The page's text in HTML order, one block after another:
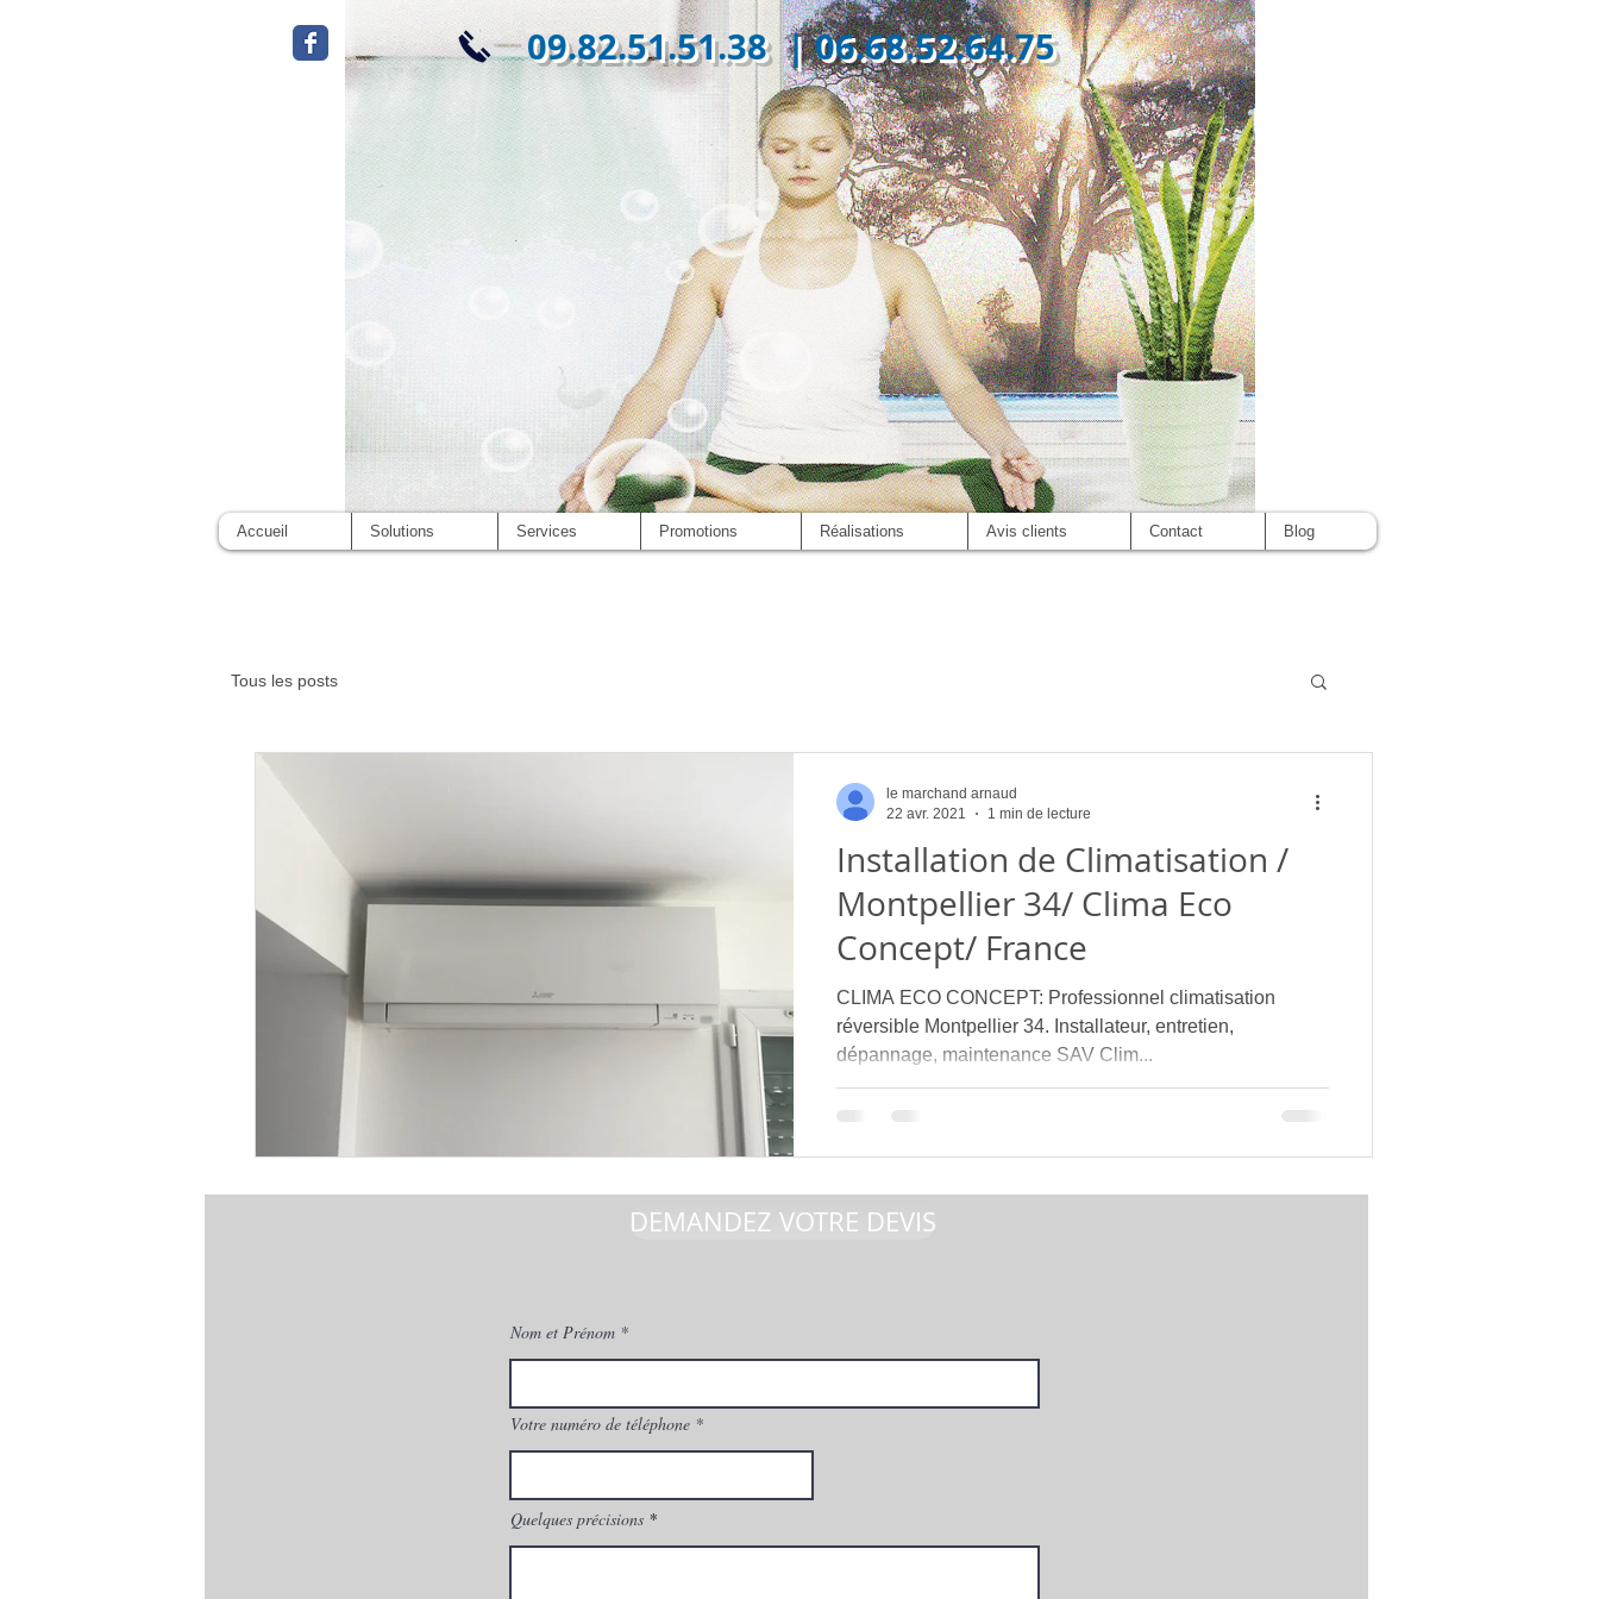
09.82.51.51.38 | 06.68.52.64.75
Clima Eco Concept
Accueil Solutions Services Promotions Réalisations Avis clients Contact Blog
Tous les posts
Installation de Climatisation /
Montpellier 34/ Clima Eco
Concept/ France
CLIMA ECO CONCEPT: Professionnel climatisation
réversible Montpellier 34. Installateur, entretien,
dépannage, maintenance SAV Clim...
le marchand arnaud
22 avr. 2021
1 min de lecture
DEMANDEZ VOTRE DEVIS
Nom et Prénom
Votre numéro de téléphone
Quelques précisions